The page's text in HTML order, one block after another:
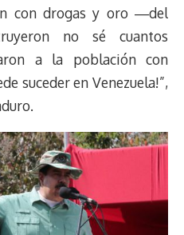
con drogas y oro ―del
no sé cuantos
a la población con
suceder en Venezuela!”,